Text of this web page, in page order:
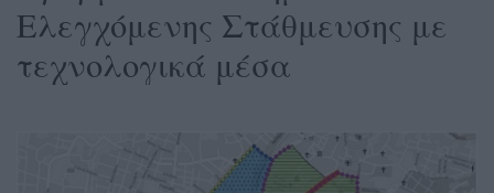
Ελεγχόμενης Στάθμευσης με
τεχνολογικά μέσα